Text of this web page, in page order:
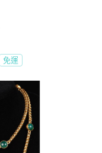
免運